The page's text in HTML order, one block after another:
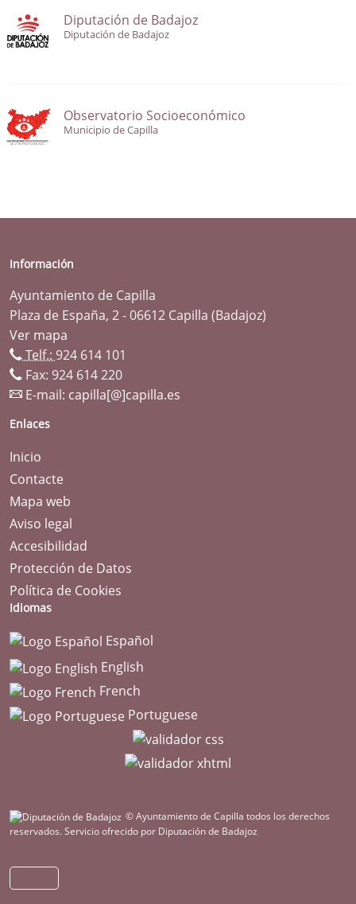
Diputación de Badajoz
Diputación de Badajoz
Observatorio Socioeconómico
Municipio de Capilla
Información
Ayuntamiento de Capilla
Plaza de España, 2 - 06612 Capilla (Badajoz)
Ver mapa
Telf.: 924 614 101
Fax: 924 614 220
E-mail: capilla[@]capilla.es
Enlaces
Inicio
Contacte
Mapa web
Aviso legal
Accesibilidad
Protección de Datos
Política de Cookies
Idiomas
Español
English
French
Portuguese
© Ayuntamiento de Capilla todos los derechos
reservados.Servicio ofrecido por Diputación de Badajoz